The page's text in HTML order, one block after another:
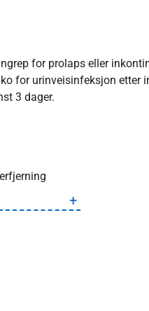
for prolaps eller
for urinveisinfeksjon etter
3 dager.